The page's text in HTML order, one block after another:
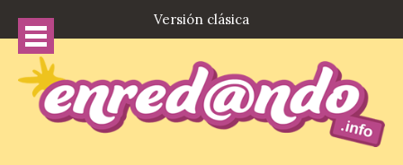
Versión clásica